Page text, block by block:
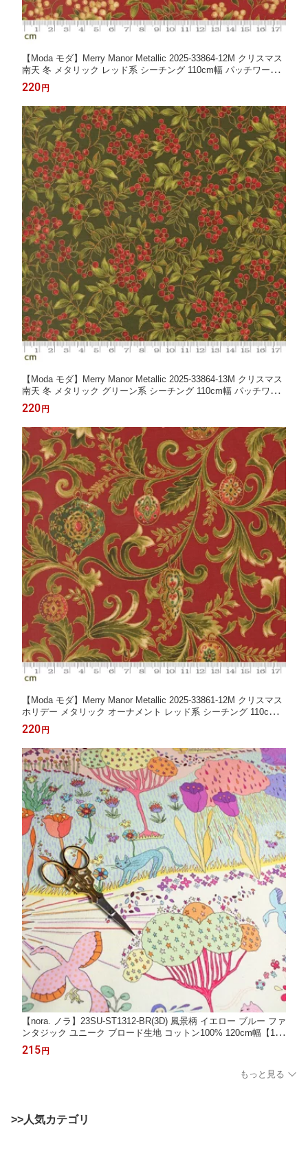
【Moda モダ】Merry Manor Metallic 2025-33864-12M クリスマス
南天 冬 メタリック レッド系 シーチング 110cm幅 パッチワーク
ハンドメイド【10cm単位販売】 (3A-05-1)
220 円
【Moda モダ】Merry Manor Metallic 2025-33864-13M クリスマス
南天 冬 メタリック グリーン系 シーチング 110cm幅 パッチワー
ク ハンドメイド【10cm単位販売】 (3A-05-1)
220 円
【Moda モダ】Merry Manor Metallic 2025-33861-12M クリスマス
ホリデー メタリック オーナメント レッド系 シーチング 110cm幅
パッチワーク ハンドメイド【10cm単位販売】 (3A-05-1)
220 円
【nora. ノラ】23SU-ST1312-BR(3D) 風景柄 イエロー ブルー ファ
ンタジック ユニーク ブロード生地 コットン100% 120cm幅【10c
m単位販売】
215 円
もっと見る
>>人気カテゴリ